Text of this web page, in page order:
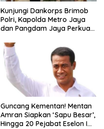
Kunjungi Dankorps Brimob
Polri, Kapolda Metro Jaya
dan Pangdam Jaya Perkuat
Guncang Kementan! Mentan
Amran Siapkan ‘Sapu Besar’,
Hingga 20 Pejabat Eselon I